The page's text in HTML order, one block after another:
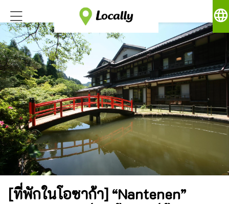
language
[ที่พักในโอซาก้า] “Nantenen”